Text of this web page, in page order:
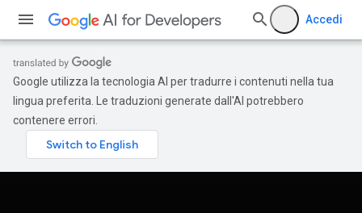
Accedi
Google utilizza la tecnologia AI per tradurre i contenuti nella tua
lingua preferita. Le traduzioni generate dall'AI potrebbero
contenere errori.